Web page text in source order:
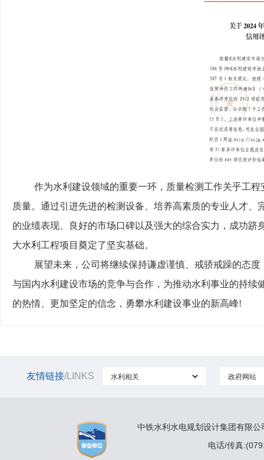
作为水利建设领域的重要一环，质量检测工作关乎工
质量。通过引进先进的检测设备、培养高素质的专业人才
的业绩表现、良好的市场口碑以及强大的综合实力，成功
大水利工程项目奠定了坚实基础。
展望未来，公司将继续保持谦虚谨慎、戒骄戒躁的态
与国内水利建设市场的竞争与合作，为推动水利事业的持
的热情、更加坚定的信念，勇攀水利建设事业的新高峰!
友情链接/LINKS
中铁水利水电规划设计集团有限
电话/传真